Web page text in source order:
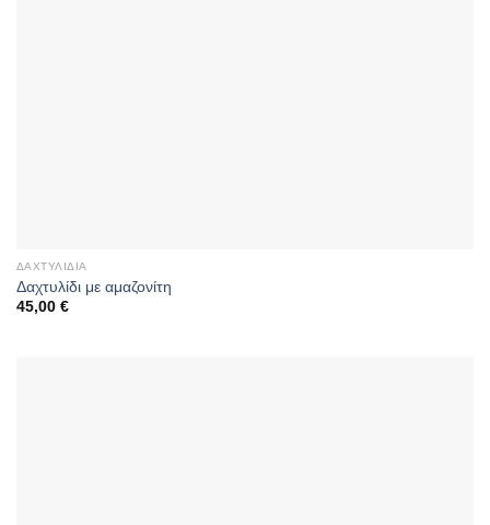
ΔΑΧΤΥΛΊΔΙΑ
Δαχτυλίδι με αμαζονίτη
45,00 €